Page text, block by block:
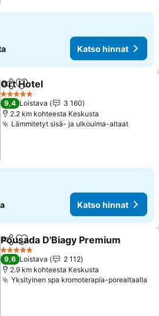
Katso hinnat
Jaa Lisää suosikkeihin
Ort Hotel
5 Tähtiluokitus
9,4 Loistava
3 160
2.2 km kohteesta Keskusta
Lämmitetyt sisä- ja ulkouima-altaat
Katso hinnat
Jaa Lisää suosikkeihin
Pousada D'Biagy Premium
5 Tähtiluokitus
9,6 Loistava
2 112
2.9 km kohteesta Keskusta
Yksityinen spa kromoterapia-porealtaalla